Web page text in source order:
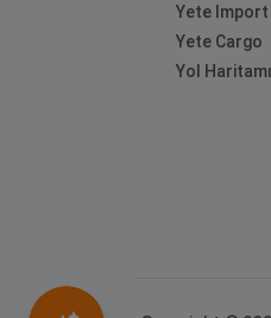
Yete Import
Yete Cargo
Yol